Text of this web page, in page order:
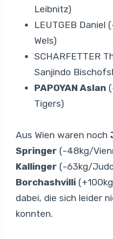
Leibnitz)
LEUTGEB
Wels)
SCHARFETTER
Sanjindo
PAPOYAN Aslan
Tigers)
Aus Wien waren noch
Springer (-48kg/
Kallinger (-63kg/
Borchashvilli
dabei, die sich leider
konnten.